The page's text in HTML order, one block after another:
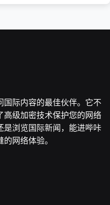
国际内容的最佳伙伴。它不
级加密技术保护您的网络
是浏览国际新闻，能进哔咔
网络体验。